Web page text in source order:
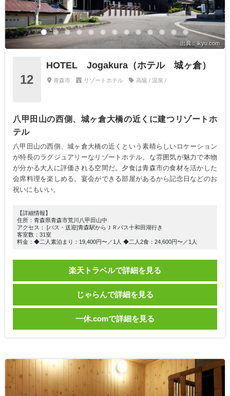
出典：ikyu.com
12
HOTEL Jogakura（ホテル 城ヶ倉）
青森市 リゾートホテル 高級 / 温泉 /
八甲田山の西側、城ヶ倉大橋の近くに建つリゾートホ
テル
八甲田山の西側、城ヶ倉大橋の近くという素晴らしいロケーション
が特長のラグジュアリーなリゾートホテル。な雰囲気が魅力で本物
が分かる大人に評価される空間だ。夕食は青森市の食材を活かした
会席料理を楽しめる。宴会ができる部屋があるから記念日などのお
祝いにもいい。
【詳細情報】
住所：青森県青森市荒川八甲田山中
アクセス： [バス・送迎]青森駅からＪＲバス十和田湖行き
客室数：31室
料金：◆二人素泊まり：19,400円〜／1人 ◆二人2食：24,600円〜／1人
楽天トラベルで詳細を見る
じゃらんで詳細を見る
一休.comで詳細を見る